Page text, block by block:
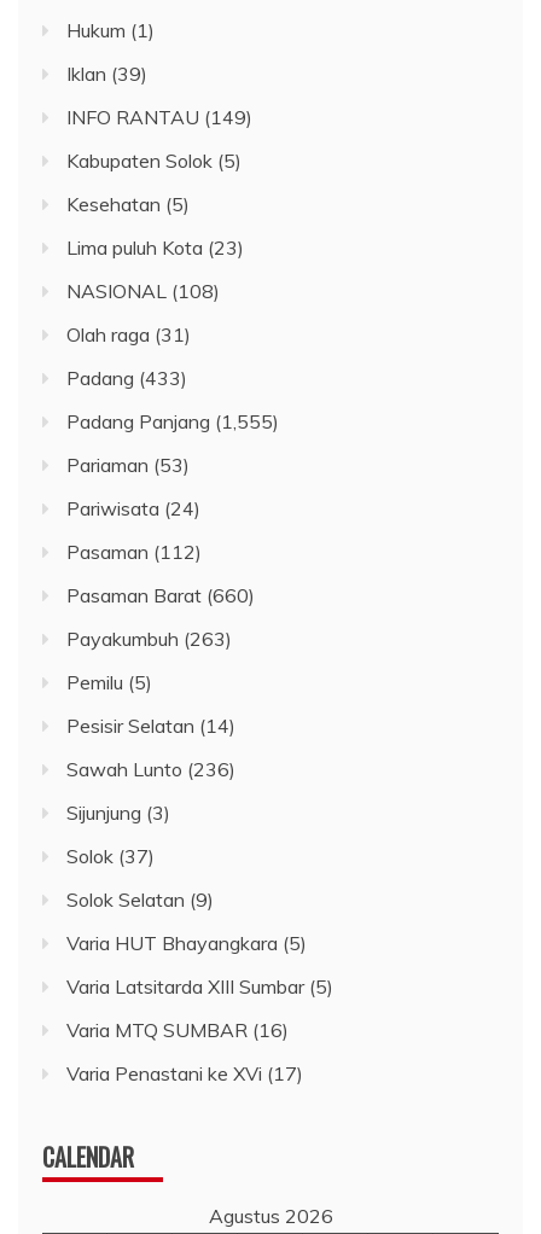
Hukum (1)
Iklan (39)
INFO RANTAU (149)
Kabupaten Solok (5)
Kesehatan (5)
Lima puluh Kota (23)
NASIONAL (108)
Olah raga (31)
Padang (433)
Padang Panjang (1,555)
Pariaman (53)
Pariwisata (24)
Pasaman (112)
Pasaman Barat (660)
Payakumbuh (263)
Pemilu (5)
Pesisir Selatan (14)
Sawah Lunto (236)
Sijunjung (3)
Solok (37)
Solok Selatan (9)
Varia HUT Bhayangkara (5)
Varia Latsitarda XIII Sumbar(5)
Varia MTQ SUMBAR (16)
Varia Penastani ke XVi (17)
CALENDAR
Agustus 2026